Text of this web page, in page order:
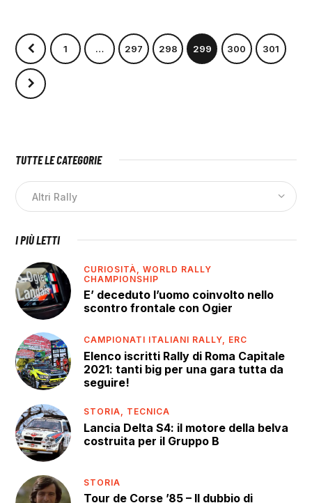
1 … 297 298 299 300 301
TUTTE LE CATEGORIE
I PIÙ LETTI
CURIOSITÀ,WORLD RALLY
CHAMPIONSHIP
E’ deceduto l’uomo coinvolto nello
scontro frontale con Ogier
CAMPIONATI ITALIANI RALLY, ERC
Elenco iscritti Rally di Roma Capitale
2021: tanti big per una gara tutta da
seguire!
STORIA, TECNICA
Lancia Delta S4: il motore della belva
costruita per il Gruppo B
STORIA
Tour de Corse ’85 – Il dubbio di